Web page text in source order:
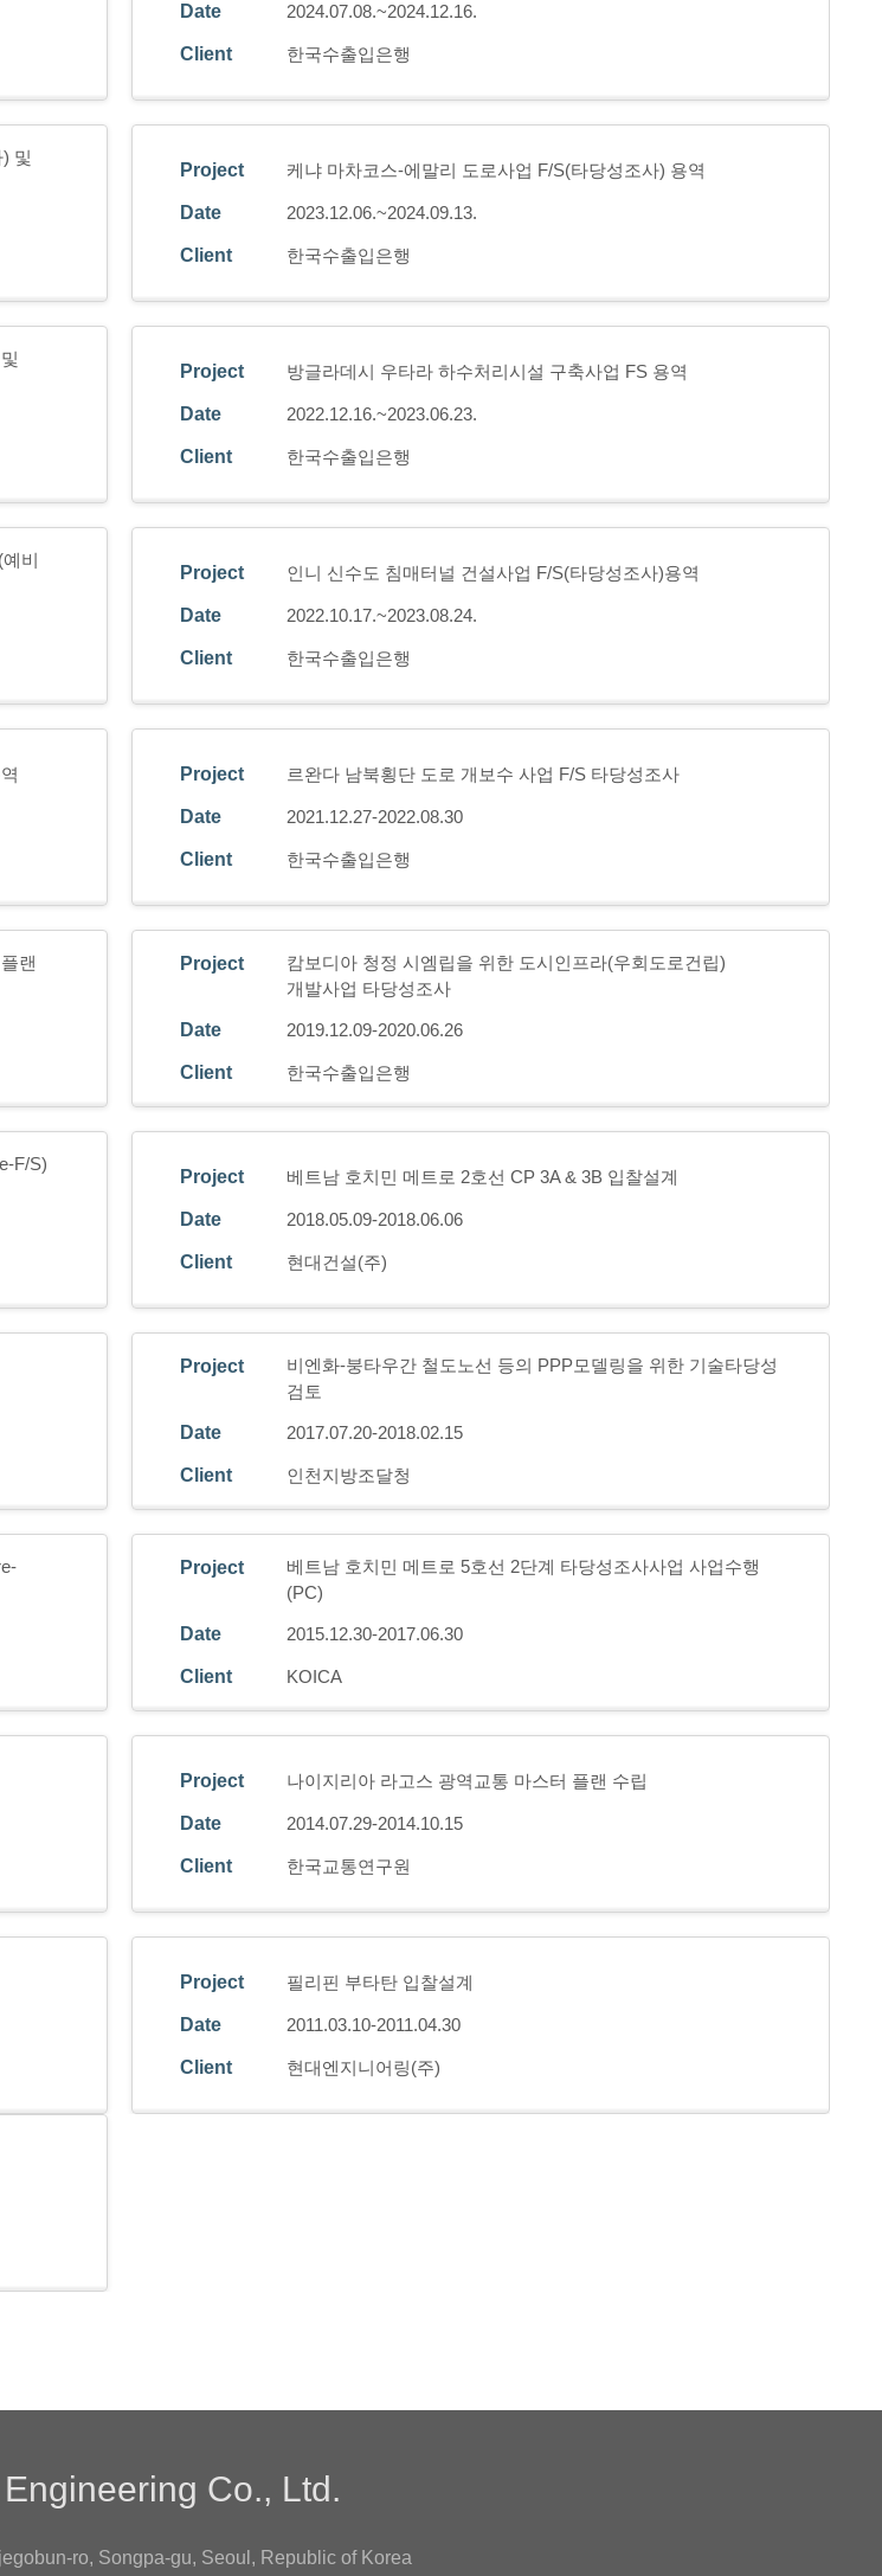
Date 2024.07.08.~2024.12.16.
Client 한국수출입은행
및
Project 케냐 마차코스-에말리 도로사업 F/S(타당성조사) 용역
Date 2023.12.06.~2024.09.13.
Client 한국수출입은행
Project 방글라데시 우타라 하수처리시설 구축사업 FS 용역
Date 2022.12.16.~2023.06.23.
Client 한국수출입은행
비
Project 인니 신수도 침매터널 건설사업 F/S(타당성조사)용역
Date 2022.10.17.~2023.08.24.
Client 한국수출입은행
Project 르완다 남북횡단 도로 개보수 사업 F/S 타당성조사
Date 2021.12.27-2022.08.30
Client 한국수출입은행
랜
Project
캄보디아 청정 시엠립을 위한 도시인프라(우회도로건립)
개발사업 타당성조사
Date 2019.12.09-2020.06.26
Client 한국수출입은행
F/S)
Project 베트남 호치민 메트로 2호선 CP 3A & 3B 입찰설계
Date 2018.05.09-2018.06.06
Client 현대건설(주)
Project
비엔화-붕타우간 철도노선 등의 PPP모델링을 위한 기술타당성
검토
Date 2017.07.20-2018.02.15
Client 인천지방조달청
Project
베트남 호치민 메트로 5호선 2단계 타당성조사사업 사업수행
(PC)
Date 2015.12.30-2017.06.30
Client KOICA
Project 나이지리아 라고스 광역교통 마스터 플랜 수립
Date 2014.07.29-2014.10.15
Client 한국교통연구원
Project 필리핀 부타탄 입찰설계
Date 2011.03.10-2011.04.30
Client 현대엔지니어링(주)
Co., Ltd.
ro, Songpa-gu, Seoul, Republic of Korea